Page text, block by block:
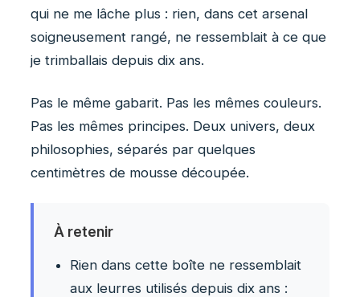
qui ne me lâche plus : rien, dans cet arsenal
soigneusement rangé, ne ressemblait à ce que
je trimballais depuis dix ans.
Pas le même gabarit. Pas les mêmes couleurs.
Pas les mêmes principes. Deux univers, deux
philosophies, séparés par quelques
centimètres de mousse découpée.
À retenir
Rien dans cette boîte ne ressemblait
aux leurres utilisés depuis dix ans :